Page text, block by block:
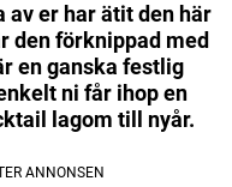
av er har ätit den här
den förknippad med
en ganska festlig
ni får ihop en
lagom till nyår.